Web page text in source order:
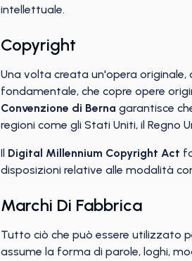
intellettuale.
Copyright
Una volta creata un'opera
fondamentale, che copre opere
Convenzione di Berna garantisce
regioni come gli Stati Uniti, il Regno
Il Digital Millennium Copyright Act
disposizioni relative alle modalità
Marchi Di Fabbrica
Tutto ciò che può essere utilizzato
assume la forma di parole, loghi,